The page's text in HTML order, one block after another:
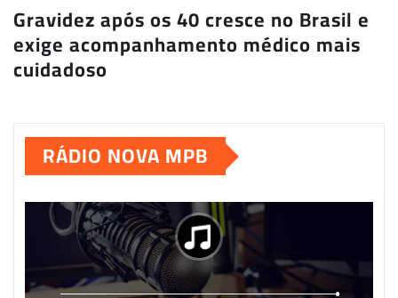
Gravidez após os 40 cresce no Brasil e
exige acompanhamento médico mais
cuidadoso
RÁDIO NOVA MPB